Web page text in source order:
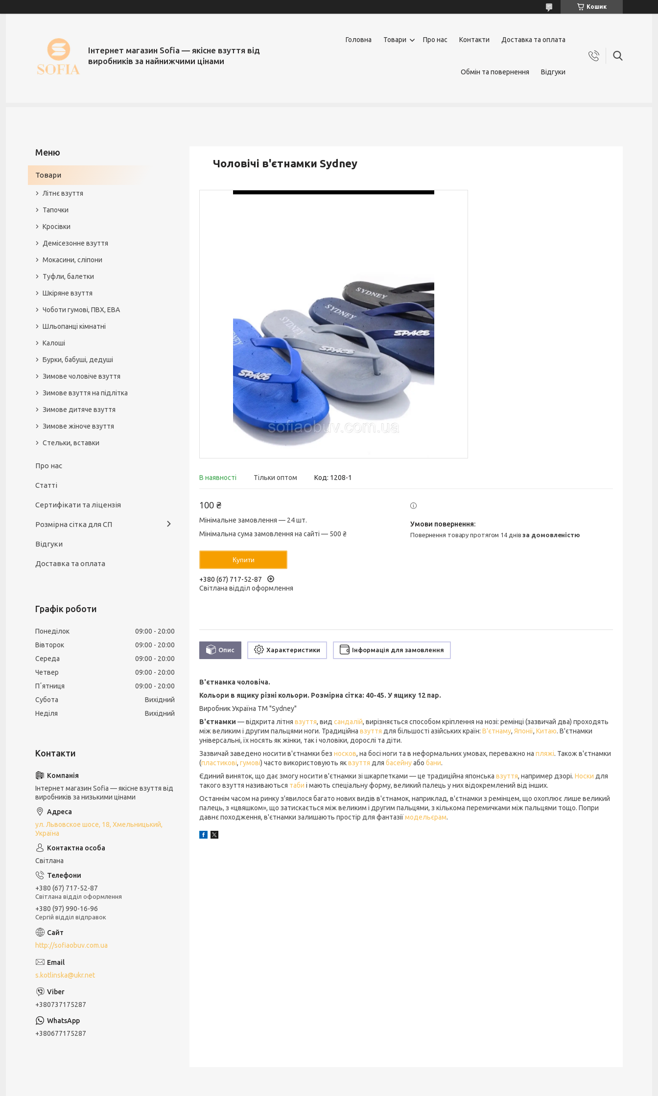
Кошик
Інтернет магазин Sofia — якісне взуття від
виробників за найнижчими цінами
Головна Товари Про нас Контакти Доставка та оплата
Обмін та повернення Відгуки
Чоловічі в'єтнамки Sydney
В наявності Тільки оптом Код: 1208-1
100 ₴
Мінімальне замовлення — 24 шт.
Мінімальна сума замовлення на сайті — 500 ₴
Купити
+380 (67) 717-52-87
Світлана відділ оформлення
повернення товару протягом 14 днівза домовленістю
Опис Характеристики Інформація для замовлення
В'єтнамка чоловіча.
Кольори в ящику різні кольори. Розмірна сітка: 40-45. У ящику 12 пар.
Виробник Україна ТМ "Sydney"
В'єтнамки — відкрита літня взуття, вид сандалій, вирізняється способом кріплення на нозі: ремінці (зазвичай два) проходять
між великим і другим пальцями ноги. Традиційна взуття для більшості азійських країн: В'єтнаму, Японії, Китаю. В'єтнамки
універсальні, їх носять як жінки, так і чоловіки, дорослі та діти.
Зазвичай заведено носити в'єтнамки без носков, на босі ноги та в неформальних умовах, переважно на пляжі. Також в'єтнамки
(пластикові, гумові) часто використовують яквзуття для басейнуабо бани.
Єдиний виняток, що дає змогу носити в'єтнамки зі шкарпетками — це традиційна японська взуття, например дзорі. Носки для
такого взуття називаються таби і мають спеціальну форму, великий палець у них відокремлений від інших.
Останнім часом на ринку з'явилося багато нових видів в'єтнамок, наприклад, в'єтнамки з ремінцем, що охоплює лише великий
палець, з «цвяшком», що затискається між великим і другим пальцями, з кількома перемичками між пальцями тощо. Попри
давнє походження, в'єтнамки залишають простір для фантазіїмодельєрам.
Товари
Літнє взуття
Тапочки
Кросівки
Демісезонне взуття
Мокасини, сліпони
Туфли, балетки
Шкіряне взуття
Чоботи гумові, ПВХ, ЕВА
Шльопанці кімнатні
Калоші
Бурки, бабуші, дедуші
Зимове чоловіче взуття
Зимове взуття на підлітка
Зимове дитяче взуття
Зимове жіноче взуття
Стельки, вставки
Про нас
Статті
Сертифікати та ліцензія
Розмірна сітка для СП
Відгуки
Доставка та оплата
Графік роботи
Понеділок 09:00
20:00
Вівторок
09:00
20:00
Середа
09:00
20:00
Четвер
09:00
20:00
Пʼятниця
09:00
20:00
Субота
Вихідний
Неділя
Вихідний
Інтернет магазин Sofia — якісне взуття від
виробників за низькими цінами
ул. Львовское шосе, 18, Хмельницький,
Україна
Світлана
+380 (67) 717-52-87
Світлана відділ оформлення
+380 (97) 990-16-96
Сергій відділ відправок
http://sofiaobuv.com.ua
s.kotlinska@ukr.net
+380737175287
+380677175287